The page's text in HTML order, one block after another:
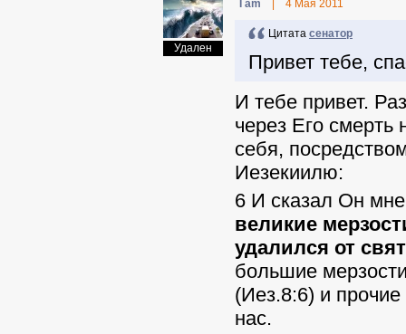
Удален
I am 4 Мая 2011
Цитата ceнaтop
Привет тебе,
И тебе привет.
через Его
себя,
Иезекиилю:
6 И сказал Он
великие
удалился от
большие
(Иез.8:6) и прочие
нас.